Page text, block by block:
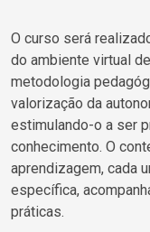
O curso será
do ambiente virtual
metodologia
valorização da
estimulando-o a ser
conhecimento. O
aprendizagem, cada
específica,
práticas.